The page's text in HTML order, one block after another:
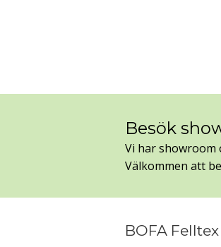
Besök
Vi har showroom
Välkommen att
BOFA